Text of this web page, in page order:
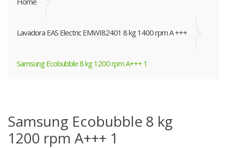
Lavadora EAS Electric EMWI82401 8 kg 1400 rpm A +++
Samsung Ecobubble 8 kg 1200 rpm A+++ 1
Samsung Ecobubble 8 kg
1200 rpm A+++ 1